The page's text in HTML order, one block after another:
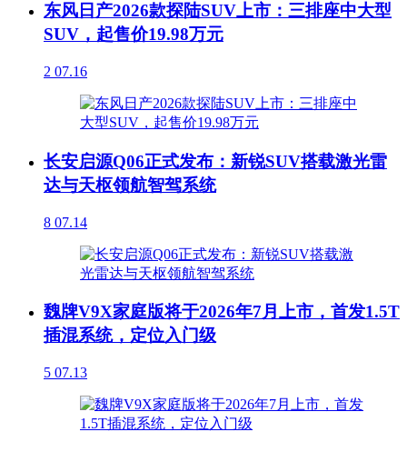
东风日产2026款探陆SUV上市：三排座中大型
SUV，起售价19.98万元
2 07.16
长安启源Q06正式发布：新锐SUV搭载激光雷
达与天枢领航智驾系统
8 07.14
魏牌V9X家庭版将于2026年7月上市，首发1.5T
插混系统，定位入门级
5 07.13